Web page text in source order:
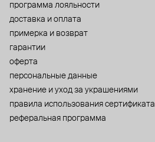
программа лояльности
доставка и оплата
примерка и возврат
гарантии
оферта
персональные данные
хранение и уход за украшениями
правила использования сертификата
реферальная программа